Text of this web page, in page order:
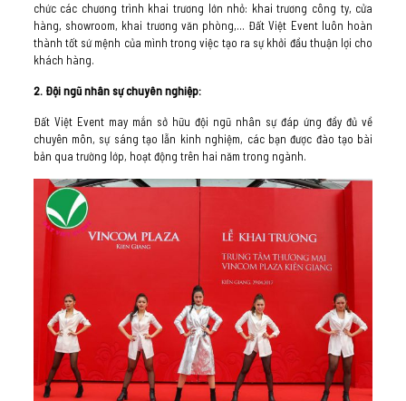
chức các chương trình khai trương lớn nhỏ: khai trương công ty, cửa
hàng, showroom, khai trương văn phòng,… Đất Việt Event luôn hoàn
thành tốt sứ mệnh của mình trong việc tạo ra sự khởi đầu thuận lợi cho
khách hàng.
2. Đội ngũ nhân sự chuyên nghiệp:
Đất Việt Event may mắn sở hữu đội ngũ nhân sự đáp ứng đầy đủ về
chuyên môn, sự sáng tạo lẫn kinh nghiệm, các bạn được đào tạo bài
bản qua trường lớp, hoạt động trên hai năm trong ngành.